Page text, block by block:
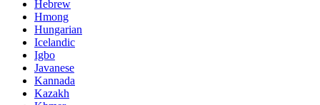
Hebrew
Hmong
Hungarian
Icelandic
Igbo
Javanese
Kannada
Kazakh